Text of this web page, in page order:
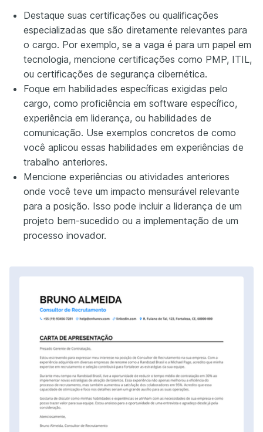
Destaque suas certificações ou qualificações
especializadas que são diretamente relevantes para
o cargo. Por exemplo, se a vaga é para um papel em
tecnologia, mencione certificações como PMP, ITIL,
ou certificações de segurança cibernética.
Foque em habilidades específicas exigidas pelo
cargo, como proficiência em software específico,
experiência em liderança, ou habilidades de
comunicação. Use exemplos concretos de como
você aplicou essas habilidades em experiências de
trabalho anteriores.
Mencione experiências ou atividades anteriores
onde você teve um impacto mensurável relevante
para a posição. Isso pode incluir a liderança de um
projeto bem-sucedido ou a implementação de um
processo inovador.